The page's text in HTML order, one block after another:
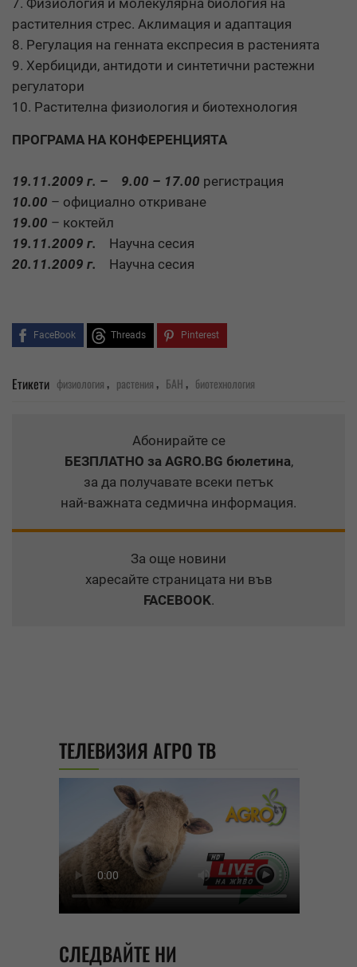
7. Физиология и молекулярна биология на
растителния стрес. Аклимация и адаптация
8. Регулация на генната експресия в растенията
9. Хербициди, антидоти и синтетични растежни
регулатори
10. Растителна физиология и биотехнология
ПРОГРАМА НА КОНФЕРЕНЦИЯТА
19.11.2009 г. – 9.00 – 17.00 регистрация
10.00 – официално откриване
19.00 – коктейл
19.11.2009 г. Научна сесия
20.11.2009 г. Научна сесия
FaceBook Threads Pinterest
Етикети физиология, растения, БАН, биотехнология
Абонирайте се
БЕЗПЛАТНО за AGRO.BG бюлетина,
за да получавате всеки петък
най-важната седмична информация.
За още новини
харесайте страницата ни във
FACEBOOK.
ТЕЛЕВИЗИЯ АГРО ТВ
СЛЕДВАЙТЕ НИ